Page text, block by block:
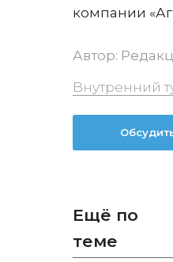
компании
Автор:
Внутренний
Ещё по
теме